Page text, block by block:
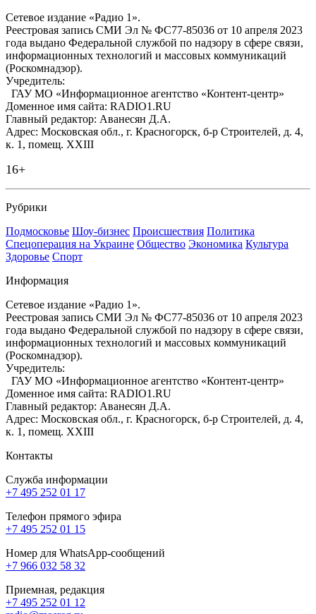
Сетевое издание «Радио 1».
Реестровая запись СМИ Эл № ФС77-85036 от 10 апреля 2023
года выдано Федеральной службой по надзору в сфере связи,
информационных технологий и массовых коммуникаций
(Роскомнадзор).
Учредитель:
ГАУ МО «Информационное агентство «Контент-центр»
Доменное имя сайта: RADIO1.RU
Главный редактор: Аванесян Д.А.
Адрес: Московская обл., г. Красногорск, б-р Строителей, д. 4,
к. 1, помещ. XXIII
16+
Рубрики
Подмосковье Шоу-бизнес Происшествия Политика
Спецоперация на Украине Общество Экономика Культура
Здоровье Спорт
Информация
Сетевое издание «Радио 1».
Реестровая запись СМИ Эл № ФС77-85036 от 10 апреля 2023
года выдано Федеральной службой по надзору в сфере связи,
информационных технологий и массовых коммуникаций
(Роскомнадзор).
Учредитель:
ГАУ МО «Информационное агентство «Контент-центр»
Доменное имя сайта: RADIO1.RU
Главный редактор: Аванесян Д.А.
Адрес: Московская обл., г. Красногорск, б-р Строителей, д. 4,
к. 1, помещ. XXIII
Контакты
Служба информации
+7 495 252 01 17
Телефон прямого эфира
+7 495 252 01 15
Номер для WhatsApp-сообщений
+7 966 032 58 32
Приемная, редакция
+7 495 252 01 12